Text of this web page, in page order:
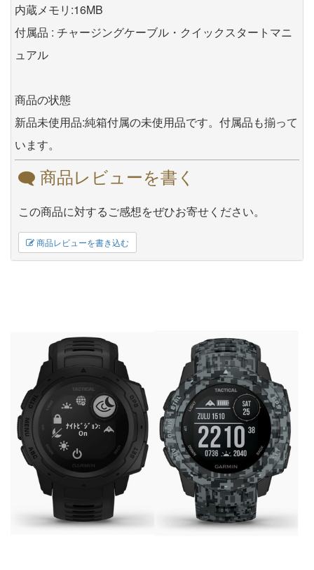
内蔵メモリ:16MB
付属品 : チャージングケーブル・クイックスタートマニ
ュアル
商品の状態
新品未使用品:純箱付属の未使用品です。付属品も揃って
います。
商品レビューを書く
この商品に対するご感想をぜひお寄せください。
商品レビューを書き込む